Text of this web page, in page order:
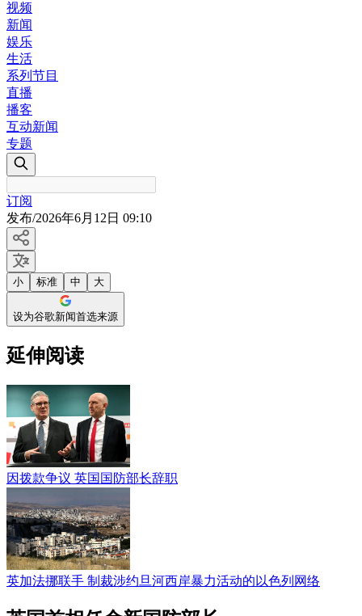
视频
新闻
娱乐
生活
系列节目
直播
播客
互动新闻
专题
订阅
发布/2026年6月12日 09:10
小 标准 中 大
设为谷歌新闻首选来源
延伸阅读
因拨款争议 英国国防部长辞职
英加法挪联手 制裁涉约旦河西岸暴力活动的以色列网络